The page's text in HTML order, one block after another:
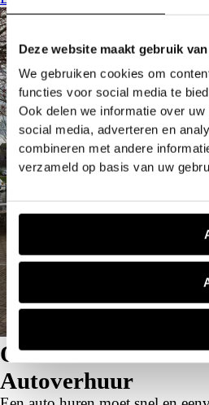
Deze website maakt gebruik
We gebruiken cookies om
functies voor social media te
Ook delen we informatie over
social media, adverteren en
combineren met andere
verzameld op basis van uw
Over Janssen Van
Autoverhuur